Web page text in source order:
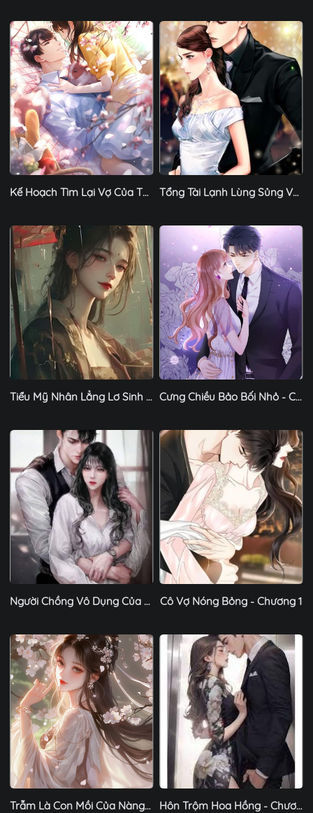
Kế Hoạch Tìm Lại Vợ Của Thiếu Gia Họ Lê Chương 1 Tổng Tài Lạnh Lùng Sủng Vợ Vô Đối - Chương 1
Tiểu Mỹ Nhân Lẳng Lơ Sinh Tồn Trong Tu La Tràng- Chương 1 Cưng Chiều Bảo Bối Nhỏ - Chương 1
Người Chồng Vô Dụng Của Nữ Thần - Chương 1 Cô Vợ Nóng Bỏng - Chương 1
Trẫm Là Con Mồi Của Nàng? - Chương 1 Hôn Trộm Hoa Hồng - Chương 1